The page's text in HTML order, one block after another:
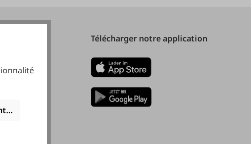
Télécharger notre application
les cookies fonctionnels